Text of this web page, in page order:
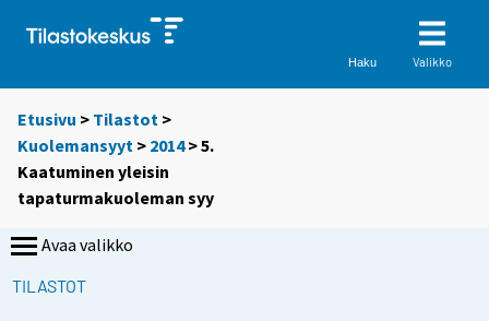
Haku Valikko
Etusivu > Tilastot >
Kuolemansyyt > 2014> 5.
Kaatuminen yleisin
tapaturmakuoleman syy
Avaa valikko
TILASTOT